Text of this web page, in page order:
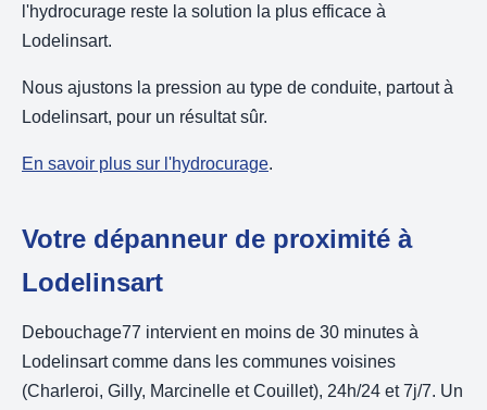
l'hydrocurage reste la solution la plus efficace à
Lodelinsart.
Nous ajustons la pression au type de conduite, partout à
Lodelinsart, pour un résultat sûr.
En savoir plus sur l'hydrocurage.
Votre dépanneur de proximité à
Lodelinsart
Debouchage77 intervient en moins de 30 minutes à
Lodelinsart comme dans les communes voisines
(Charleroi, Gilly, Marcinelle et Couillet), 24h/24 et 7j/7. Un